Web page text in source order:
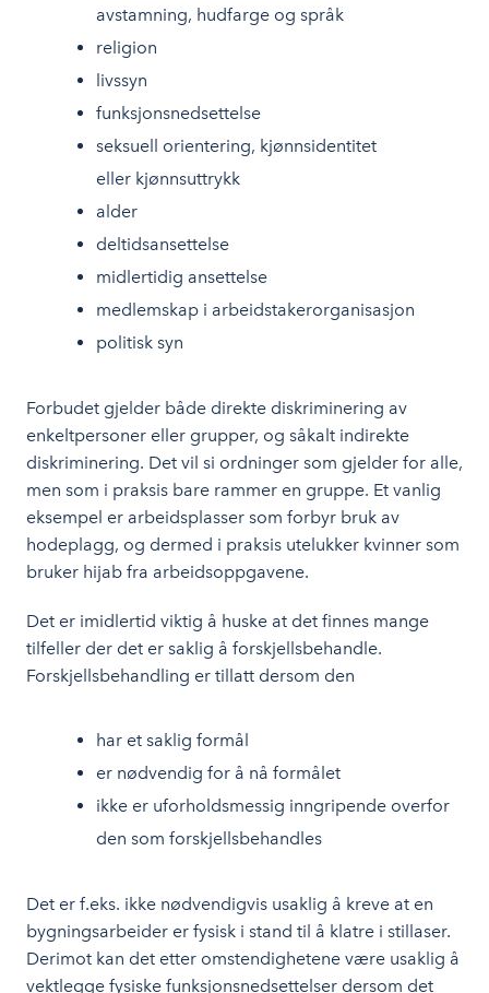
avstamning, hudfarge og språk
religion
livssyn
funksjonsnedsettelse
seksuell orientering, kjønnsidentitet
eller kjønnsuttrykk
alder
deltidsansettelse
midlertidig ansettelse
medlemskap i arbeidstakerorganisasjon
politisk syn
Forbudet gjelder både direkte diskriminering av
enkeltpersoner eller grupper, og såkalt indirekte
diskriminering. Det vil si ordninger som gjelder for alle,
men som i praksis bare rammer en gruppe. Et vanlig
eksempel er arbeidsplasser som forbyr bruk av
hodeplagg, og dermed i praksis utelukker kvinner som
bruker hijab fra arbeidsoppgavene.
Det er imidlertid viktig å huske at det finnes mange
tilfeller der det er saklig å forskjellsbehandle.
Forskjellsbehandling er tillatt dersom den
har et saklig formål
er nødvendig for å nå formålet
ikke er uforholdsmessig inngripende overfor
den som forskjellsbehandles
Det er f.eks. ikke nødvendigvis usaklig å kreve at en
bygningsarbeider er fysisk i stand til å klatre i stillaser.
Derimot kan det etter omstendighetene være usaklig å
vektlegge fysiske funksjonsnedsettelser dersom det